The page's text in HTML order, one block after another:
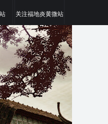
关注福地炎黄微站